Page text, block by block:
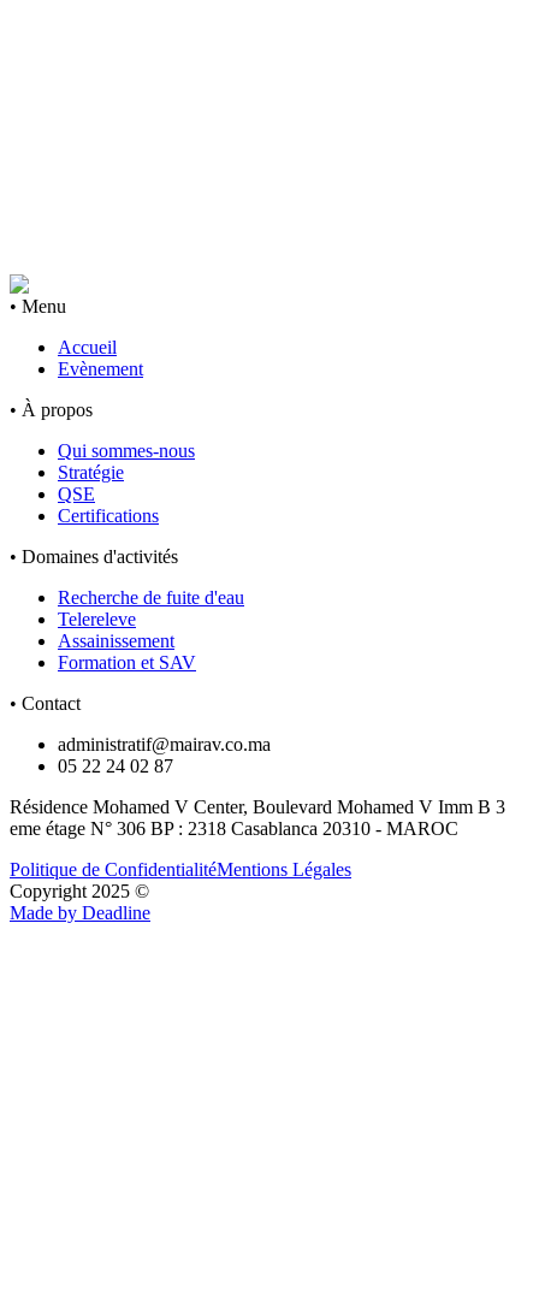
• Menu
Accueil
Evènement
• À propos
Qui sommes-nous
Stratégie
QSE
Certifications
• Domaines d'activités
Recherche de fuite d'eau
Telereleve
Assainissement
Formation et SAV
• Contact
administratif@mairav.co.ma
05 22 24 02 87
Résidence Mohamed V Center, Boulevard Mohamed V Imm B 3
eme étage N° 306 BP : 2318 Casablanca 20310 - MAROC
Politique de ConfidentialitéMentions Légales
Copyright 2025 ©
Made by Deadline